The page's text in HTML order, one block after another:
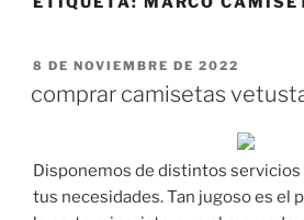
PUBLICADO
8 DE NOVIEMBRE DE 2022
comprar camisetas
Disponemos de distintos servicios
tus necesidades. Tan jugoso es el